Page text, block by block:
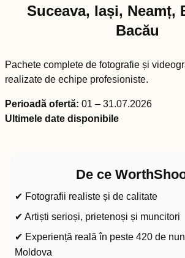
Suceava, Iași, Neamț,
Bacău
Pachete complete de fotografie și
realizate de echipe profesioniste.
Perioadă ofertă: 01 – 31.07.2026
Ultimele date disponibile
De ce
✔ Fotografii realiste și de calitate
✔ Artiști serioși, prietenoși și muncitori
✔ Experiență reală în peste 420 de
Moldova